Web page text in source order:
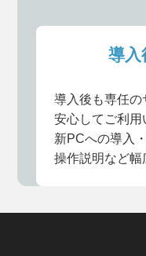
導入
導入後も専任
安心してご利用
新PCへの導入
操作説明など幅